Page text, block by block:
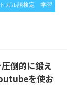
ガル語検定 学習
倒的に鍛え
を使お